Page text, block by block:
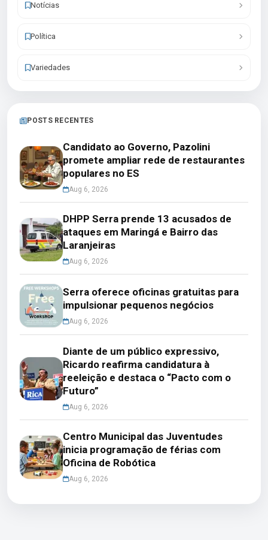
Notícias
Política
Variedades
POSTS RECENTES
Candidato ao Governo, Pazolini
promete ampliar rede de restaurantes
populares no ES
Aug 6, 2026
DHPP Serra prende 13 acusados de
ataques em Maringá e Bairro das
Laranjeiras
Aug 6, 2026
Serra oferece oficinas gratuitas para
impulsionar pequenos negócios
Aug 6, 2026
Diante de um público expressivo,
Ricardo reafirma candidatura à
reeleição e destaca o “Pacto com o
Futuro”
Aug 6, 2026
Centro Municipal das Juventudes
inicia programação de férias com
Oficina de Robótica
Aug 6, 2026